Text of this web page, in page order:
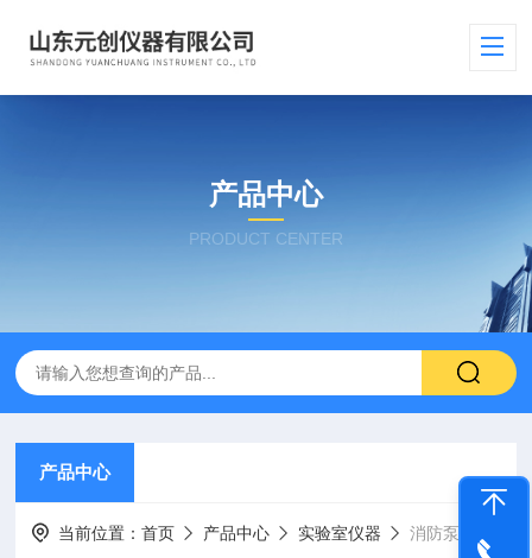
产品中心
PRODUCT CENTER
产品中心
当前位置：首页 产品中心 实验室仪器 消防泵